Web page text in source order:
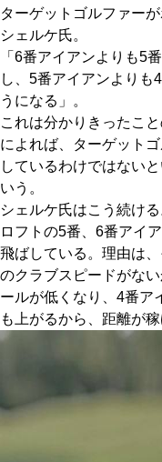
ターゲットゴルファー
シェルケ氏。
「6番アイアンよりも5
し、5番アイアンよりも
うになる」。
これは分かりきったこ
によれば、ターゲット
しているわけではない
いう。
シェルケ氏はこう続け
ロフトの5番、6番アイ
飛ばしている。理由は
のクラブスピードがな
ールが低くなり、4番ア
も上がるから、距離が